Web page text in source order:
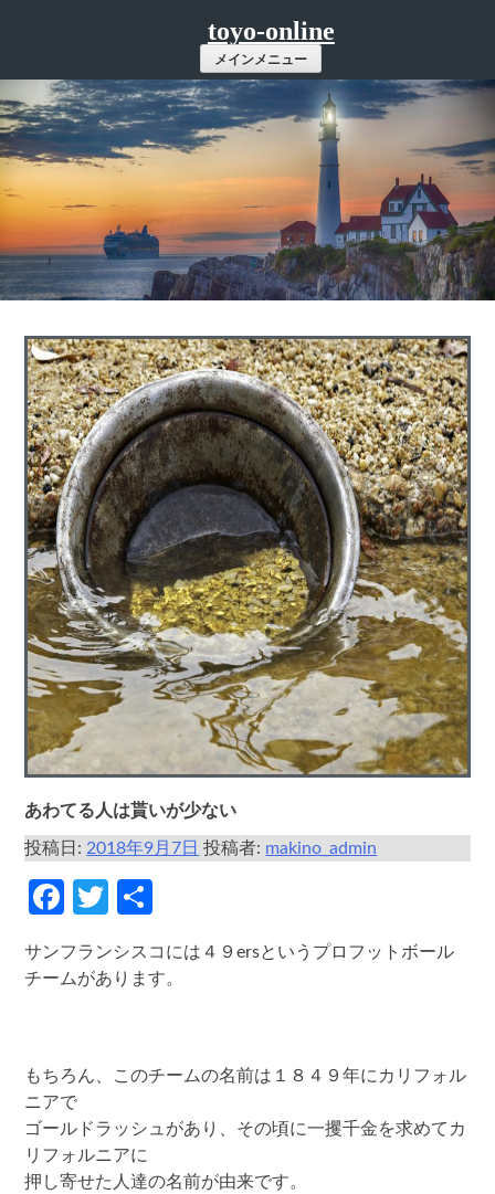
ツ
へ
ス
キ
ッ
プ
toyo-online
メインメニュー
あわてる人は貰いが少ない
投稿日:2018年9月7日 投稿者: makino_admin
Facebook
Twitter
サンフランシスコには４９ersというプロフットボール
チームがあります。
もちろん、このチームの名前は１８４９年にカリフォル
ニアで
ゴールドラッシュがあり、その頃に一攫千金を求めてカ
リフォルニアに
押し寄せた人達の名前が由来です。